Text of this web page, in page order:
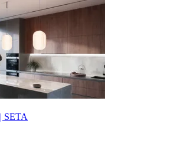
SETA